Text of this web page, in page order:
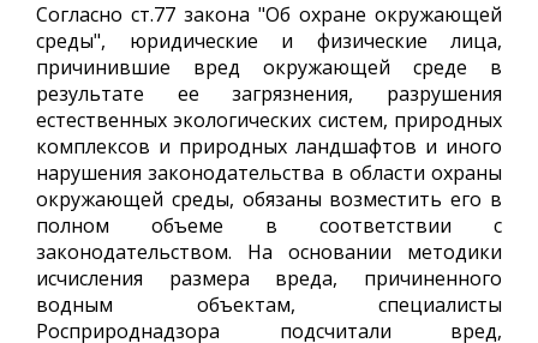
Согласно ст.77 закона "Об охране окружающей
среды", юридические и физические лица,
причинившие вред окружающей среде в
результате ее загрязнения, разрушения
естественных экологических систем, природных
комплексов и природных ландшафтов и иного
нарушения законодательства в области охраны
окружающей среды, обязаны возместить его в
полном объеме в соответствии с
законодательством. На основании методики
исчисления размера вреда, причиненного
водным объектам, специалисты
Росприроднадзора подсчитали вред,